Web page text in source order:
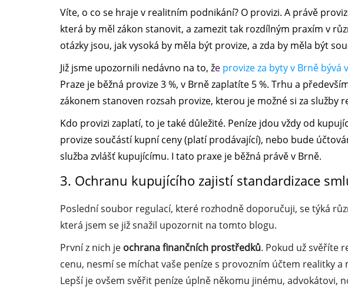
Víte, o co se hraje v realitním podnikání? O provizi. A právě
která by měl zákon stanovit, a zamezit tak rozdílným praxím v
otázky jsou, jak vysoká by měla být provize, a zda by měla být
Již jsme upozornili nedávno na to, že provize za byty v Brně bývá
Praze je běžná provize 3 %, v Brně zaplatíte 5 %. Trhu a
zákonem stanoven rozsah provize, kterou je možné si za služby
Kdo provizi zaplatí, to je také důležité. Peníze jdou vždy od
provize součástí kupní ceny (platí prodávající), nebo bude
služba zvlášť kupujícímu. I tato praxe je běžná právě v Brně.
3. Ochranu kupujícího zajistí standardizace
Poslední soubor regulací, které rozhodně doporučuji, se týká
která jsem se již snažil upozornit na tomto blogu.
První z nich je ochrana finančních prostředků. Pokud už svěříte
cenu, nesmí se míchat vaše peníze s provozním účtem realitky
Lepší je ovšem svěřit peníze úplně někomu jinému, advokátovi,